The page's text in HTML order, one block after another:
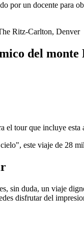
por un docente para
Ritz-Carlton, Denver
del monte
el tour que incluye esta
este viaje de 28
sin duda, un viaje
disfrutar del